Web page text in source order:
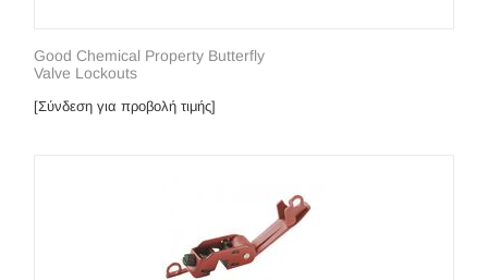
Good Chemical Property Butterfly
Valve Lockouts
[Σύνδεση για προβολή τιμής]